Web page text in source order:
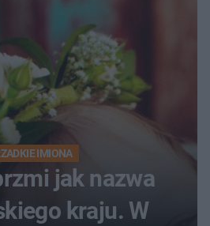
IMIONA
jak nazwa
kraju. W